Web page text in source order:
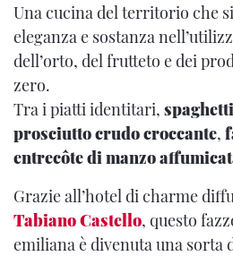
Una cucina del territorio che
eleganza e sostanza
dell’orto, del frutteto e dei
zero.
Tra i piatti identitari,
prosciutto crudo croccante,
entrecôte di manzo
Grazie all’hotel di charme
Tabiano Castello, questo
emiliana è divenuta una sorta